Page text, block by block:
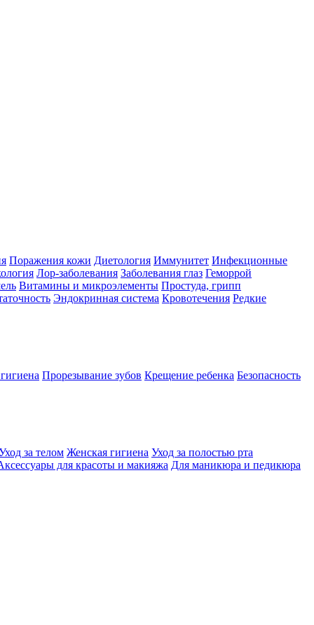
Поражения кожи Диетология Иммунитет Инфекционные
Лор-заболевания Заболевания глаз Геморрой
Витамины и микроэлементы Простуда, грипп
Эндокринная система Кровотечения Редкие
Прорезывание зубов Крещение ребенка Безопасность
за телом Женская гигиена Уход за полостью рта
для красоты и макияжа Для маникюра и педикюра